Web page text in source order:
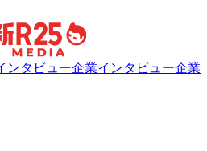
ンタビュー企業インタビュー企業